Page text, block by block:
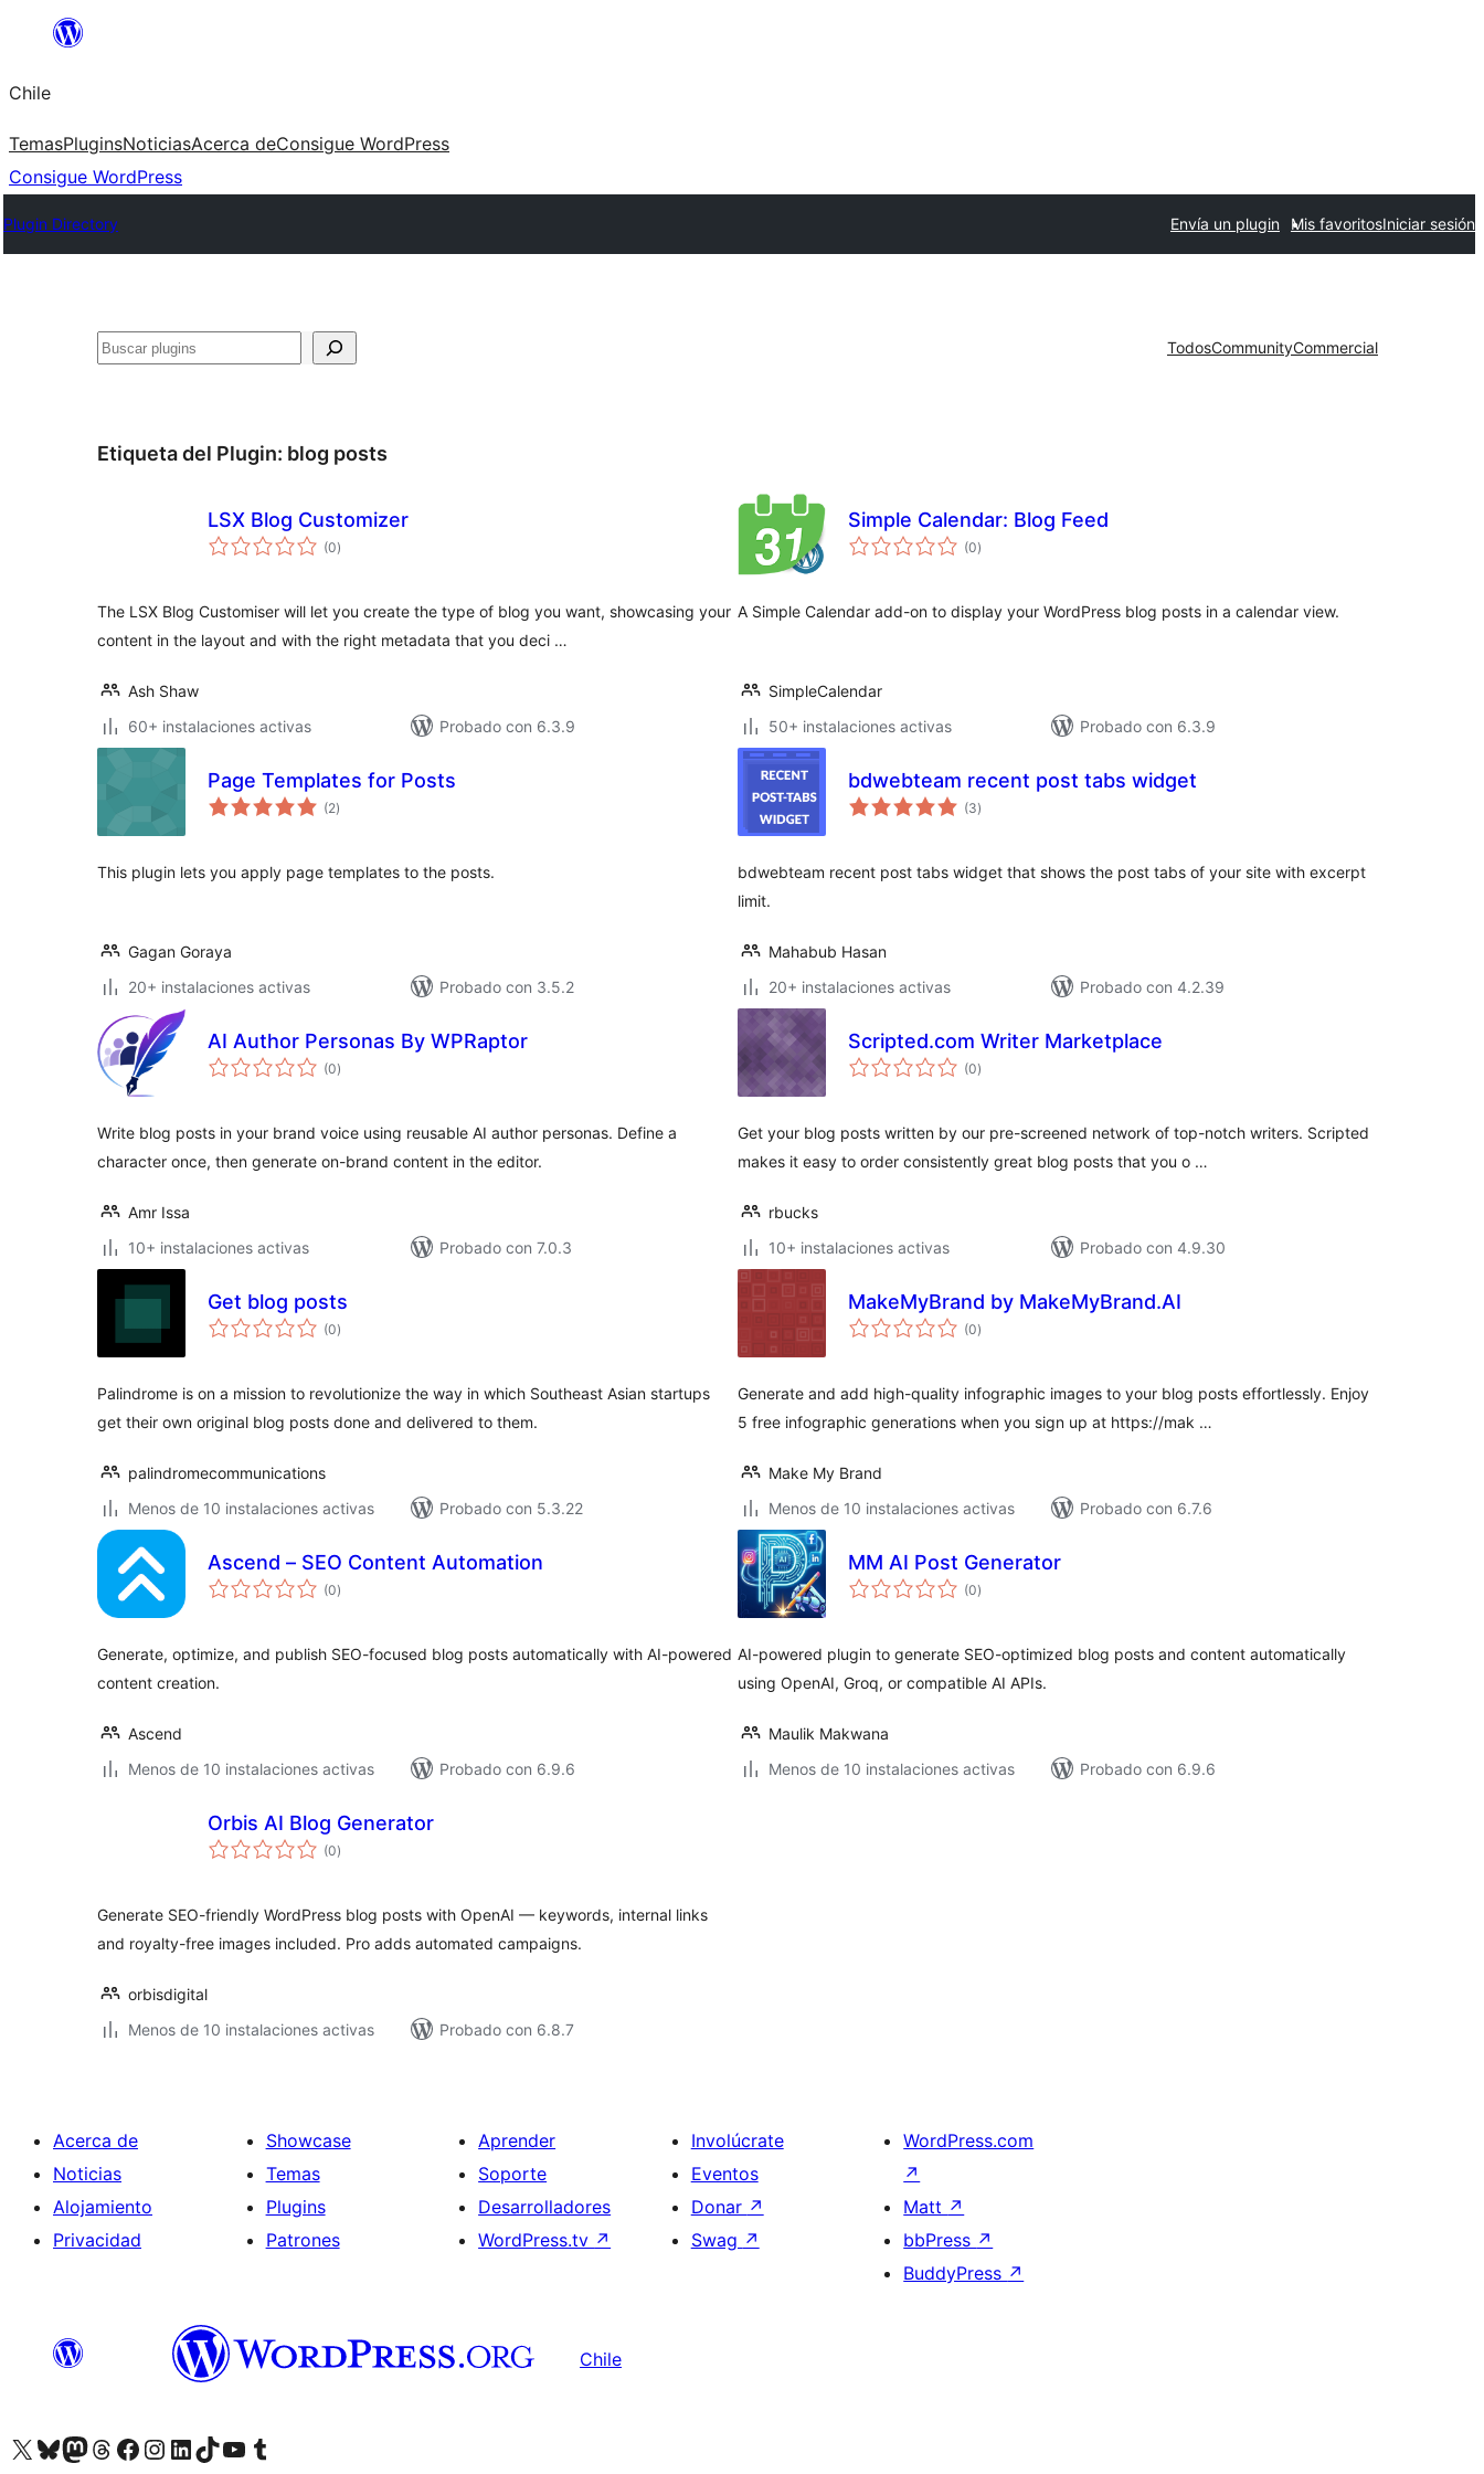
Saltar
contenido
Chile
TemasPluginsNoticiasAcerca deConsigue WordPress
Consigue WordPress
Plugin Directory Envía un plugin Mis favoritosIniciar sesión
Buscar TodosCommunityCommercial
Etiqueta del Plugin: blog posts
LSX Blog Customizer
(0evaluación
total
)
The LSX Blog Customiser will let you create the type of blog you want, showcasing your
content in the layout and with the right metadata that you deci …
Ash Shaw
60+ instalaciones activas
Probado con 6.3.9
Simple Calendar: Blog Feed
(0evaluación
total
)
A Simple Calendar add-on to display your WordPress blog posts in a calendar view.
SimpleCalendar
50+ instalaciones activas
Probado con 6.3.9
Page Templates for Posts
(2evaluación
total
)
This plugin lets you apply page templates to the posts.
Gagan Goraya
20+ instalaciones activas
Probado con 3.5.2
bdwebteam recent post tabs widget
(3evaluación
total
)
bdwebteam recent post tabs widget that shows the post tabs of your site with excerpt
limit.
Mahabub Hasan
20+ instalaciones activas
Probado con 4.2.39
AI Author Personas By WPRaptor
(0evaluación
total
)
Write blog posts in your brand voice using reusable AI author personas. Define a
character once, then generate on-brand content in the editor.
Amr Issa
10+ instalaciones activas
Probado con 7.0.3
Scripted.com Writer Marketplace
(0evaluación
total
)
Get your blog posts written by our pre-screened network of top-notch writers. Scripted
makes it easy to order consistently great blog posts that you o …
rbucks
10+ instalaciones activas
Probado con 4.9.30
Get blog posts
(0evaluación
total
)
Palindrome is on a mission to revolutionize the way in which Southeast Asian startups
get their own original blog posts done and delivered to them.
palindromecommunications
Menos de 10 instalaciones activas
Probado con 5.3.22
MakeMyBrand by MakeMyBrand.AI
(0evaluación
total
)
Generate and add high-quality infographic images to your blog posts effortlessly. Enjoy
5 free infographic generations when you sign up at https://mak …
Make My Brand
Menos de 10 instalaciones activas
Probado con 6.7.6
Ascend – SEO Content Automation
(0evaluación
total
)
Generate, optimize, and publish SEO-focused blog posts automatically with AI-powered
content creation.
Ascend
Menos de 10 instalaciones activas
Probado con 6.9.6
MM AI Post Generator
(0evaluación
total
)
AI-powered plugin to generate SEO-optimized blog posts and content automatically
using OpenAI, Groq, or compatible AI APIs.
Maulik Makwana
Menos de 10 instalaciones activas
Probado con 6.9.6
Orbis AI Blog Generator
(0evaluación
total
)
Generate SEO-friendly WordPress blog posts with OpenAI — keywords, internal links
and royalty-free images included. Pro adds automated campaigns.
orbisdigital
Menos de 10 instalaciones activas
Probado con 6.8.7
Acerca de
Noticias
Alojamiento
Privacidad
Showcase
Temas
Plugins
Patrones
Aprender
Soporte
Desarrolladores
WordPress.tv ↗
Involúcrate
Eventos
Donar ↗
Swag ↗
WordPress.com
↗
Matt ↗
bbPress ↗
BuddyPress ↗
Chile
Visita nuestra cuenta de X (anteriormente Twitter)
Visita nuestra cuenta de Bluesky
Visita nuestra cuenta de Mastodon
Visita nuestra cuenta de Threads
Visita nuestra página de Facebook
Visita nuestra cuenta de Instagram
Visita nuestra cuenta de LinkedIn
Visita nuestra cuenta de TikTok
Visita nuestro canal de YouTube
Visita nuestra cuenta de Tumblr